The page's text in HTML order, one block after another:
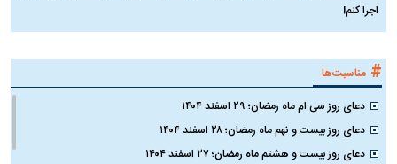
اجرا کنم!
# مناسبت‌ها
دعای روز سی ام ماه رمضان؛ ۲۹ اسفند ۱۴۰۴
دعای روز بیست و نهم ماه رمضان؛ ۲۸ اسفند ۱۴۰۴
دعای روز بیست و هشتم ماه رمضان؛ ۲۷ اسفند ۱۴۰۴